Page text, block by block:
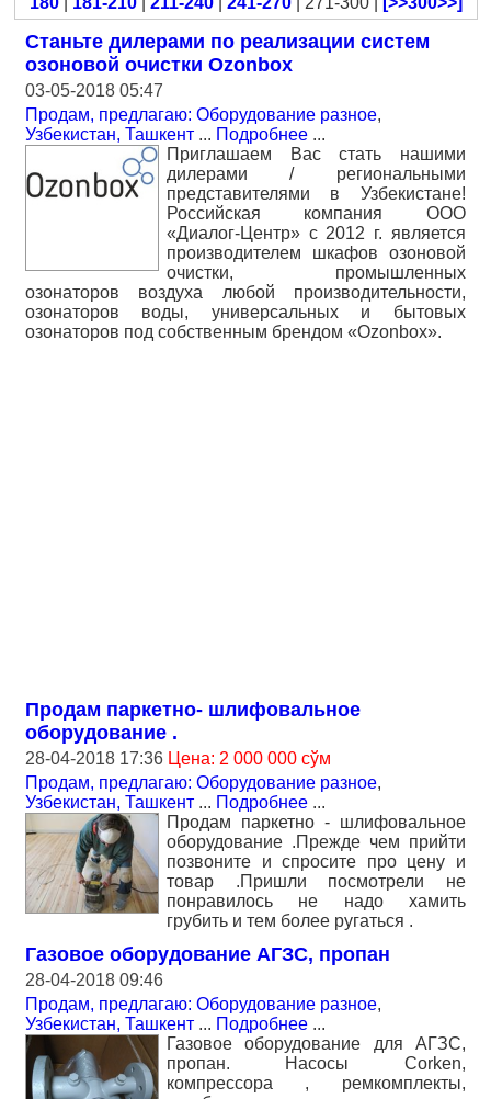
Станьте дилерами по реализации систем
озоновой очистки Ozonbox
03-05-2018 05:47
Продам, предлагаю: Оборудование разное,
Узбекистан, Ташкент ... Подробнее ...
Приглашаем Вас стать нашими
дилерами / региональными
представителями в Узбекистане!
Российская компания ООО
«Диалог-Центр» с 2012 г. является
производителем шкафов озоновой
очистки, промышленных
озонаторов воздуха любой производительности,
озонаторов воды, универсальных и бытовых
озонаторов под собственным брендом «Ozonbox».
Продам паркетно- шлифовальное
оборудование .
28-04-2018 17:36 Цена: 2 000 000 сўм
Продам, предлагаю: Оборудование разное,
Узбекистан, Ташкент ... Подробнее ...
Продам паркетно - шлифовальное
оборудование .Прежде чем прийти
позвоните и спросите про цену и
товар .Пришли посмотрели не
понравилось не надо хамить
грубить и тем более ругаться .
Газовое оборудование АГЗС, пропан
28-04-2018 09:46
Продам, предлагаю: Оборудование разное,
Узбекистан, Ташкент ... Подробнее ...
Газовое оборудование для АГЗС,
пропан. Насосы Corken,
компрессора , ремкомплекты,